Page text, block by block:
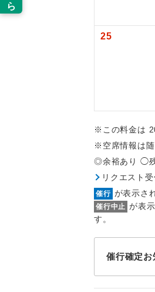
25
※この料金は
※空席情報は随
◎余裕あり ◯
リクエスト
催行 が表示さ
催行中止 が表
す。
催行確定お